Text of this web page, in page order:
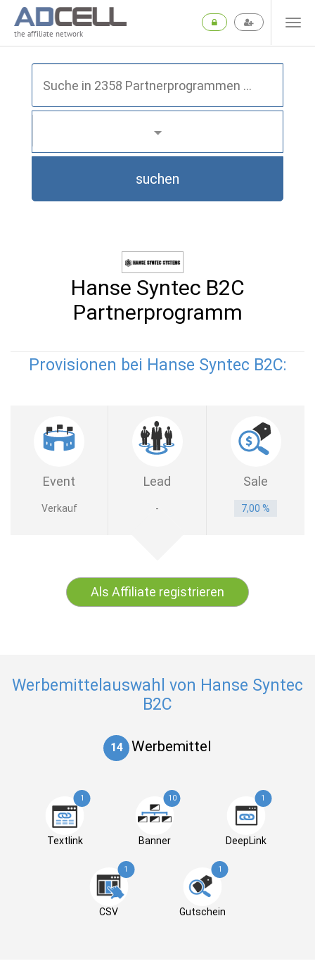
the affiliate network
suchen
Hanse Syntec B2C
Partnerprogramm
Provisionen bei Hanse Syntec B2C:
Event Lead Sale
Verkauf - 7,00 %
Als Affiliate registrieren
Werbemittelauswahl von Hanse Syntec
B2C
14 Werbemittel
1
Textlink
10
Banner
1
DeepLink
1
CSV
1
Gutschein